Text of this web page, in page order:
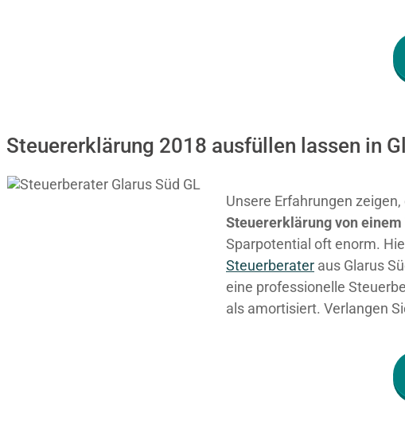
Steuererklärung 2018 ausfüllen lassen in
Unsere Erfahrungen
Steuererklärung von
Sparpotential oft enorm.
Steuerberater aus Glarus
eine professionelle
als amortisiert. Verlangen